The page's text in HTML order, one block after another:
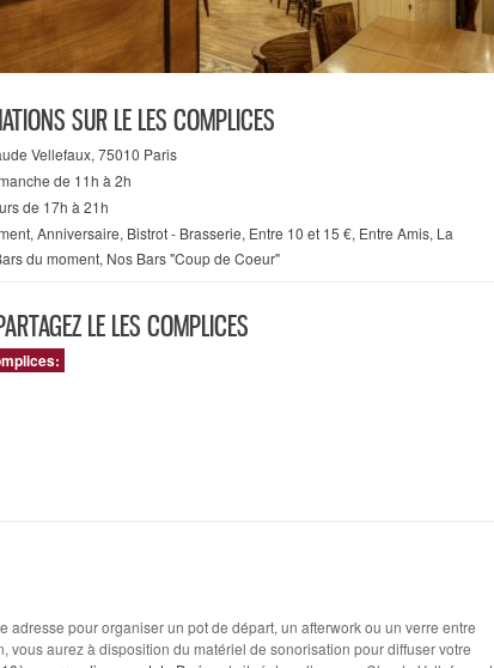
SUR LE LES COMPLICES
Vellefaux, 75010 Paris
de 11h à 2h
de 17h à 21h
, Anniversaire, Bistrot - Brasserie, Entre 10 et 15 €, Entre Amis, La
du moment, Nos Bars "Coup de Coeur"
LE LES COMPLICES
adresse pour organiser un pot de départ, un afterwork ou un verre entre
vous aurez à disposition du matériel de sonorisation pour diffuser votre